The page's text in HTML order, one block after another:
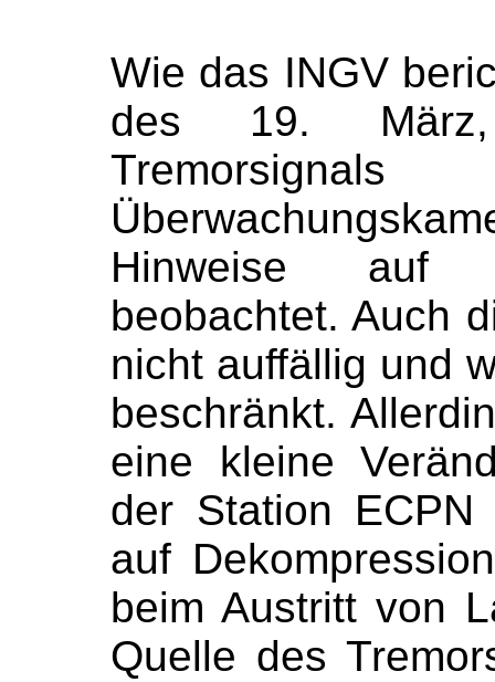
Wie das INGV
des 19.
Hinweise auf
beobachtet. Auch
nicht auffällig und
beschränkt.
eine kleine
der Station
auf
beim Austritt von
Quelle des